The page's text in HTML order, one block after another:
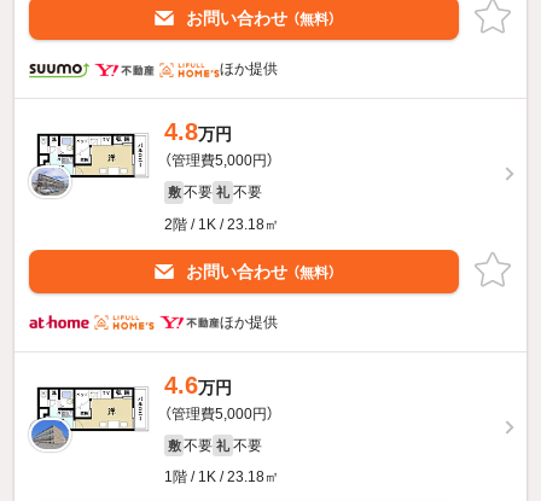
お問い合わせ （無料）
ほか提供
4.8万円
（管理費5,000円）
敷 不要 礼 不要
2階 / 1K / 23.18㎡
お問い合わせ （無料）
ほか提供
4.6万円
（管理費5,000円）
敷 不要 礼 不要
1階 / 1K / 23.18㎡